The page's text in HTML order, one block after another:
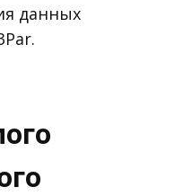
данных